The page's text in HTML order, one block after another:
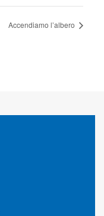
Accendiamo l’albero